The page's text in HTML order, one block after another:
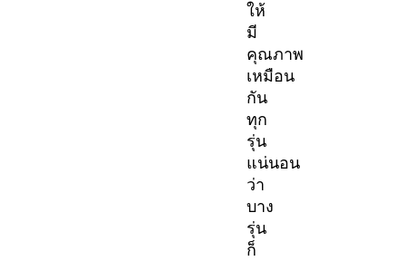
ให้
มี
คุณภาพ
เหมือน
กัน
ทุก
รุ่น
แน่นอน
ว่า
บาง
รุ่น
ก็